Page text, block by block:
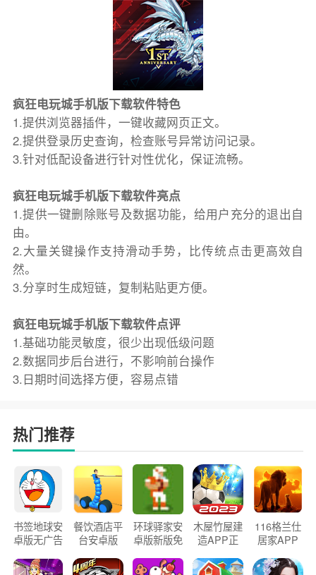
疯狂电玩城手机版下载软件特色
1.提供浏览器插件，一键收藏网页正文。
2.提供登录历史查询，检查账号异常访问记录。
3.针对低配设备进行针对性优化，保证流畅。
疯狂电玩城手机版下载软件亮点
1.提供一键删除账号及数据功能，给用户充分的退出自
由。
2.大量关键操作支持滑动手势，比传统点击更高效自
然。
3.分享时生成短链，复制粘贴更方便。
疯狂电玩城手机版下载软件点评
1.基础功能灵敏度，很少出现低级问题
2.数据同步后台进行，不影响前台操作
3.日期时间选择方便，容易点错
热门推荐
书签地球安
卓版无广告
餐饮酒店平
台安卓版
环球驿家安
卓版新版免
木屋竹屋建
造APP正
116格兰仕
居家APP